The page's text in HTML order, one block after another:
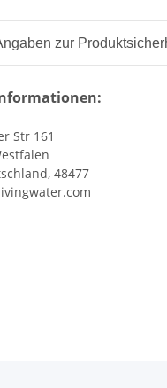
zur
Str 161
48477